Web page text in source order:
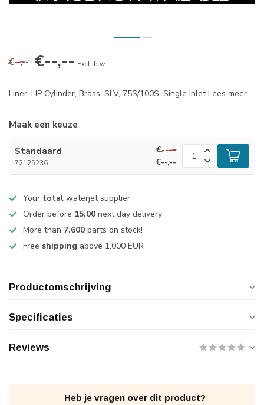
€--,-- €--,-- Excl. btw
Liner, HP Cylinder, Brass, SLV, 75S/100S, Single InletLees meer.
Maak een keuze
Standaard
72125236
€--,--
€--,--
Your total waterjet supplier
Order before 15:00 next day delivery
More than 7.600 parts on stock!
Free shipping above 1.000 EUR
Productomschrijving
Specificaties
Reviews
Heb je vragen over dit product?